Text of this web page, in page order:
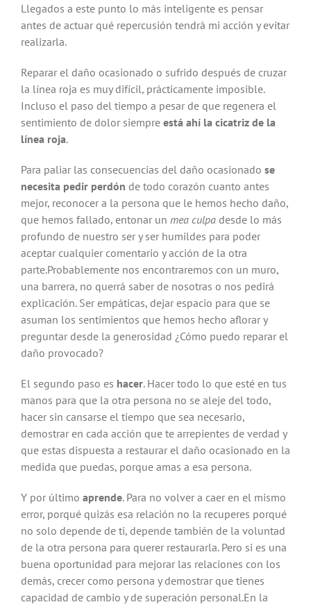
Llegados a este punto lo más inteligente es pensar
antes de actuar qué repercusión tendrá mi acción y evitar
realizarla.
Reparar el daño ocasionado o sufrido después de cruzar
la línea roja es muy difícil, prácticamente imposible.
Incluso el paso del tiempo a pesar de que regenera el
sentimiento de dolor siempre está ahí la cicatriz de la
línea roja.
Para paliar las consecuencias del daño ocasionado se
necesita pedir perdón de todo corazón cuanto antes
mejor, reconocer a la persona que le hemos hecho daño,
que hemos fallado, entonar un mea culpa desde lo más
profundo de nuestro ser y ser humildes para poder
aceptar cualquier comentario y acción de la otra
parte.Probablemente nos encontraremos con un muro,
una barrera, no querrá saber de nosotras o nos pedirá
explicación. Ser empáticas, dejar espacio para que se
asuman los sentimientos que hemos hecho aflorar y
preguntar desde la generosidad ¿Cómo puedo reparar el
daño provocado?
El segundo paso es hacer. Hacer todo lo que esté en tus
manos para que la otra persona no se aleje del todo,
hacer sin cansarse el tiempo que sea necesario,
demostrar en cada acción que te arrepientes de verdad y
que estas dispuesta a restaurar el daño ocasionado en la
medida que puedas, porque amas a esa persona.
Y por último aprende. Para no volver a caer en el mismo
error, porqué quizás esa relación no la recuperes porqué
no solo depende de ti, depende también de la voluntad
de la otra persona para querer restaurarla. Pero si es una
buena oportunidad para mejorar las relaciones con los
demás, crecer como persona y demostrar que tienes
capacidad de cambio y de superación personal.En la